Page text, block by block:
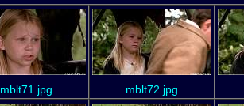
mblt71.jpg mblt72.jpg